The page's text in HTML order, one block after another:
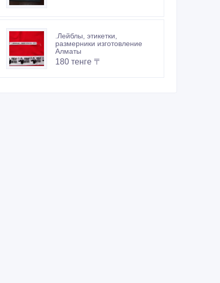
.Лейблы, этикетки,
размерники изготовление
Алматы
180 тенге 〒